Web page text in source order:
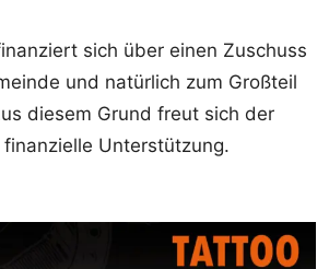
sich über einen Zuschuss
und natürlich zum Großteil
diesem Grund freut sich der
Unterstützung.